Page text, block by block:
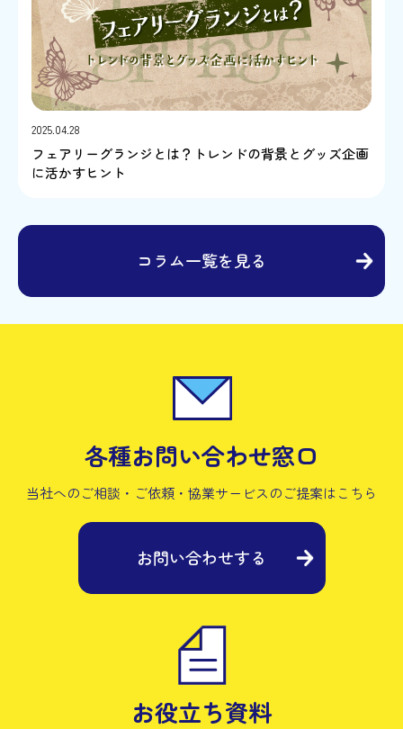
2025.04.28
フェアリーグランジとは？トレンドの背景とグッズ企画
に活かすヒント
コラム一覧を見る
各種お問い合わせ窓口
当社へのご相談・ご依頼・協業サービスのご提案はこちら
お問い合わせする
お役立ち資料